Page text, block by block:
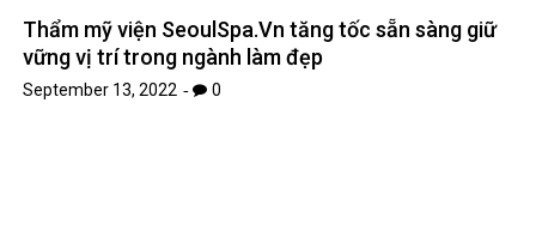
Thẩm mỹ viện SeoulSpa.Vn tăng tốc sẵn sàng giữ
vững vị trí trong ngành làm đẹp
September 13, 2022 0